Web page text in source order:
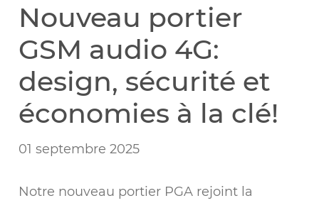
Nouveau portier
GSM audio 4G:
design, sécurité et
économies à la clé!
01 septembre 2025
Notre nouveau portier PGA rejoint la